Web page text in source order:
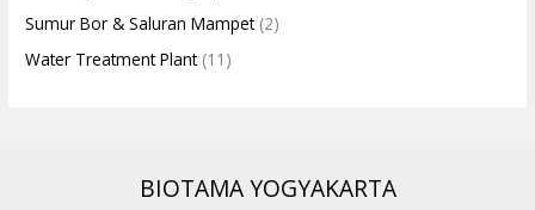
Sumur Bor & Saluran Mampet(2)
Water Treatment Plant(11)
BIOTAMA YOGYAKARTA